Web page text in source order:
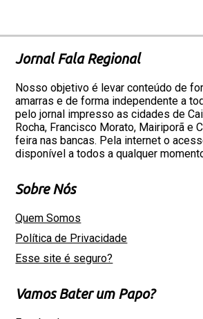
Jornal Fala Regional
Nosso objetivo é levar conteúdo de
amarras e de forma independente a
pelo jornal impresso as cidades de
Rocha, Francisco Morato, Mairiporã e
feira nas bancas. Pela internet o
disponível a todos a qualquer
Sobre Nós
Quem Somos
Política de Privacidade
Esse site é seguro?
Vamos Bater um Papo?